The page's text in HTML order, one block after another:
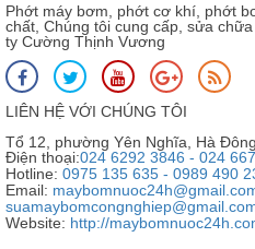
Phớt máy bơm, phớt cơ khí, phớt
chất, Chúng tôi cung cấp, sửa
ty Cường Thịnh Vương
LIÊN HỆ VỚI CHÚNG TÔI
Tổ 12, phường Yên Nghĩa, Hà
Điện thoại:024 6292 3846 - 024
Hotline: 0975 135 635 - 0989 490
Email:
Website: http://